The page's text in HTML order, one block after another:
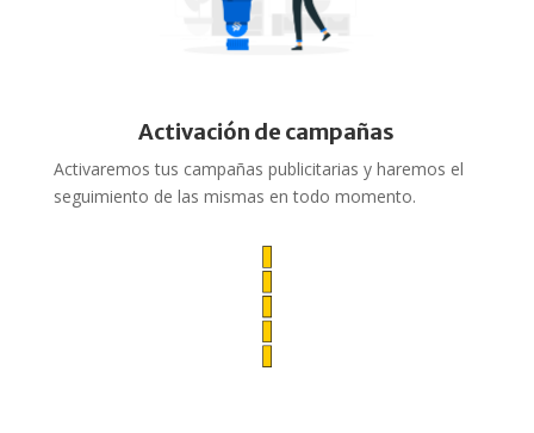
Activación de campañas
Activaremos tus campañas publicitarias y haremos el
seguimiento de las mismas en todo momento.